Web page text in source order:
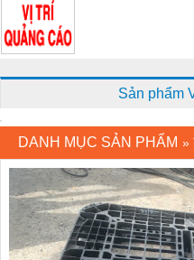
Sản phẩm
DANH MỤC SẢN PHẨM »